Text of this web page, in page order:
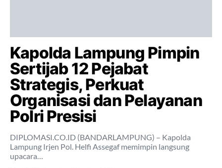
Kapolda Lampung Pimpin
Sertijab 12 Pejabat
Strategis, Perkuat
Organisasi dan Pelayanan
Polri Presisi
DIPLOMASI.CO.ID (BANDARLAMPUNG) – Kapolda
Lampung Irjen Pol. Helfi Assegaf memimpin langsung
upacara…